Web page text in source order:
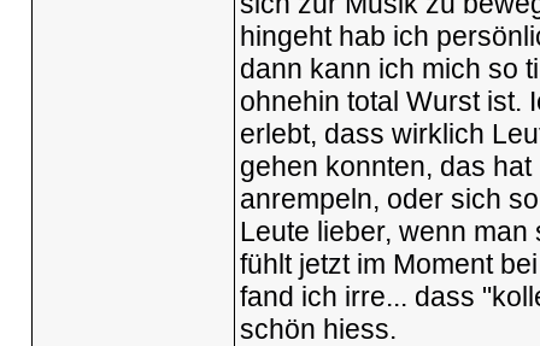
hingeht hab ich
dann kann ich mich so
ohnehin total Wurst ist.
erlebt, dass wirklich
gehen konnten, das
anrempeln, oder sich
Leute lieber, wenn
fühlt jetzt im Moment
fand ich irre... dass
schön hiess.